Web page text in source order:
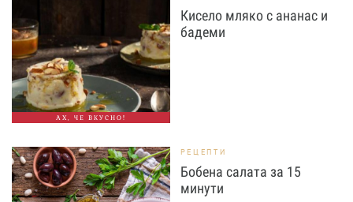
АХ, ЧЕ ВКУСНО!
Кисело мляко с ананас и
бадеми
РЕЦЕПТИ
Бобена салата за 15
минути